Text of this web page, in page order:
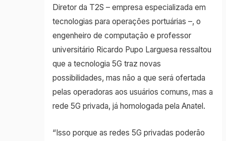
Diretor da T2S – empresa especializada em
tecnologias para operações portuárias –, o
engenheiro de computação e professor
universitário Ricardo Pupo Larguesa ressaltou
que a tecnologia 5G traz novas
possibilidades, mas não a que será ofertada
pelas operadoras aos usuários comuns, mas a
rede 5G privada, já homologada pela Anatel.
“Isso porque as redes 5G privadas poderão